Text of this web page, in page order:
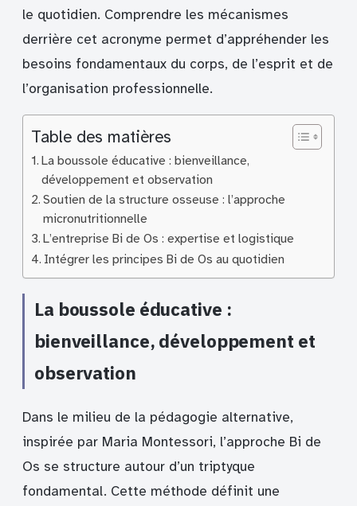
le quotidien. Comprendre les mécanismes
derrière cet acronyme permet d’appréhender les
besoins fondamentaux du corps, de l’esprit et de
l’organisation professionnelle.
Table des matières
La boussole éducative : bienveillance,
développement et observation
Soutien de la structure osseuse : l’approche
micronutritionnelle
L’entreprise Bi de Os : expertise et logistique
Intégrer les principes Bi de Os au quotidien
La boussole éducative :
bienveillance, développement et
observation
Dans le milieu de la pédagogie alternative,
inspirée par Maria Montessori, l’approche Bi de
Os se structure autour d’un triptyque
fondamental. Cette méthode définit une